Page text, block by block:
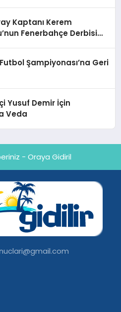
Kaptanı Kerem
Fenerbahçe Derbisi
Şampiyonası’na Geri
Yusuf Demir İçin
Veda
- Oraya Gidiril